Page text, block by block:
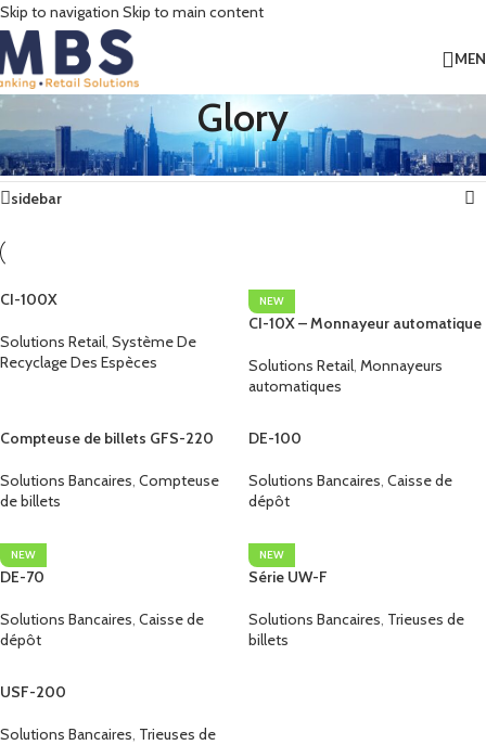
Skip to navigation Skip to main content
Glory
Accueil/Glory 7 résultats affichés
sidebar
CI-100X
Solutions Retail, Système De
Recyclage Des Espèces
NEW
CI-10X – Monnayeur automatique
Solutions Retail, Monnayeurs
automatiques
Compteuse de billets GFS-220
Solutions Bancaires, Compteuse
de billets
DE-100
Solutions Bancaires, Caisse de
dépôt
NEW
DE-70
Solutions Bancaires, Caisse de
dépôt
NEW
Série UW-F
Solutions Bancaires, Trieuses de
billets
USF-200
Solutions Bancaires, Trieuses de